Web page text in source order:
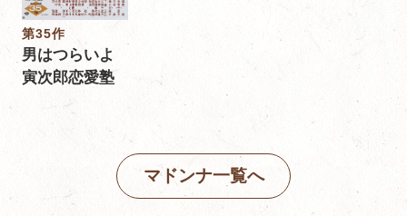
第35作
男はつらいよ
寅次郎恋愛塾
マドンナ一覧へ